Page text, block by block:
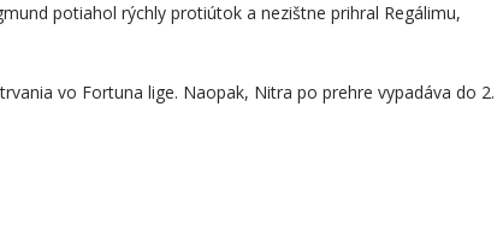
potiahol rýchly protiútok a nezištne prihral Regálimu,
vo Fortuna lige. Naopak, Nitra po prehre vypadáva do 2.